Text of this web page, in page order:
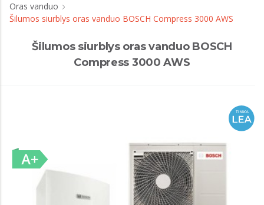
Oras vanduo
Šilumos siurblys oras vanduo BOSCH Compress 3000 AWS
Šilumos siurblys oras vanduo BOSCH
Compress 3000 AWS